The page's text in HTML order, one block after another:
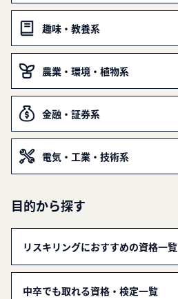
趣味・教養系
農業・環境・植物系
金融・証券系
電気・工業・技術系
目的から探す
リスキリングにおすすめの資格一覧
中卒でも取れる資格・検定一覧